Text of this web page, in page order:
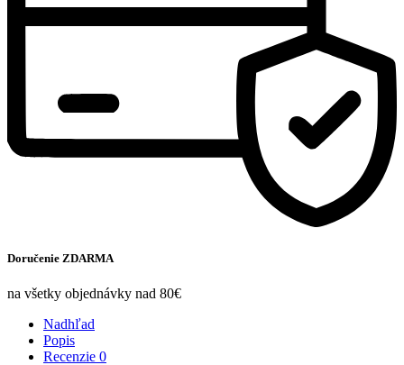
Doručenie ZDARMA
na všetky objednávky nad 80€
Nadhľad
Popis
Recenzie 0